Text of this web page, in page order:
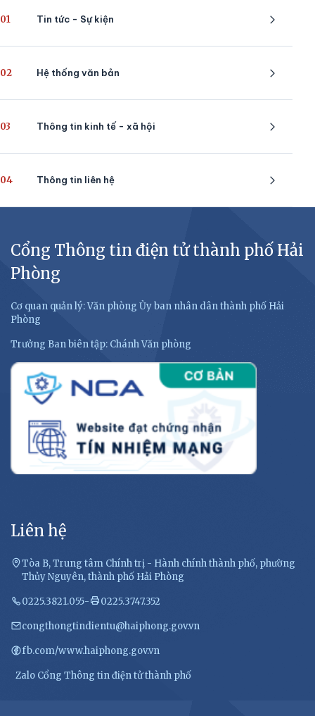
01 Tin tức - Sự kiện
02 Hệ thống văn bản
03 Thông tin kinh tế - xã hội
04 Thông tin liên hệ
Cổng Thông tin điện tử thành phố Hải
Phòng
Cơ quan quản lý: Văn phòng Ủy ban nhân dân thành phố Hải
Phòng
Trưởng Ban biên tập: Chánh Văn phòng
Liên hệ
Tòa B, Trung tâm Chính trị - Hành chính thành phố, phường
Thủy Nguyên, thành phố Hải Phòng
0225.3821.055- 0225.3747.352
congthongtindientu@haiphong.gov.vn
fb.com/www.haiphong.gov.vn
Zalo Cổng Thông tin điện tử thành phố